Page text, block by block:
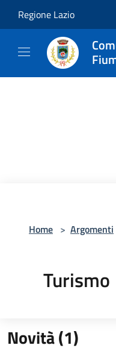
Regione Lazio
Home > Argomenti
Turismo
Novità (1)